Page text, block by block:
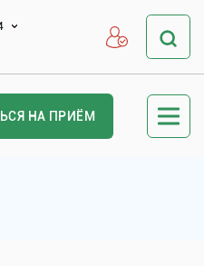
НА ПРИЁМ